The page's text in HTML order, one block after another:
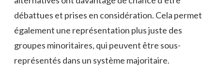
débattues ⁤et ⁣prises en considération. Cela permet
également une représentation plus juste des
groupes⁣ minoritaires, qui peuvent être sous-
représentés dans ‌un système majoritaire.